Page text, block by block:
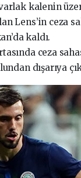
kalenin
Lens’in ceza
kaldı.
ceza
dışarıya